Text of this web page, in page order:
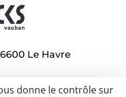
Le Havre
Nos actions sociales
donne le contrôle sur